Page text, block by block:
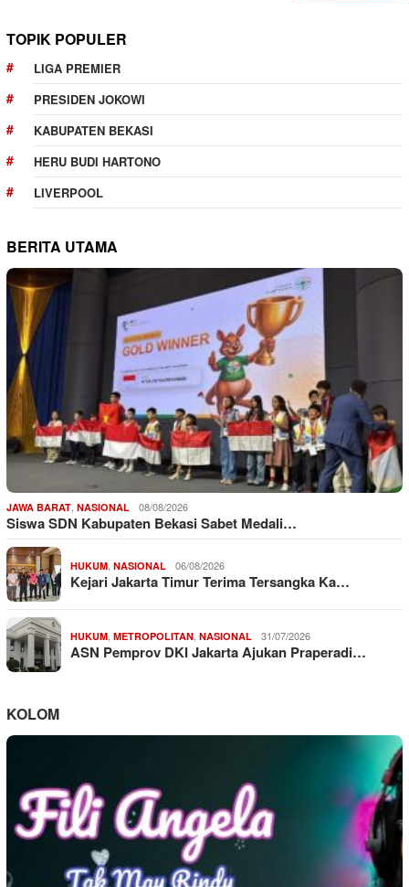
TOPIK POPULER
LIGA PREMIER
PRESIDEN JOKOWI
KABUPATEN BEKASI
HERU BUDI HARTONO
LIVERPOOL
BERITA UTAMA
JAWA BARAT NASIONAL 08/08/2026
Siswa SDN Kabupaten Bekasi Sabet Medali…
HUKUM NASIONAL 06/08/2026
Kejari Jakarta Timur Terima Tersangka Ka…
HUKUM METROPOLITAN NASIONAL 31/07/2026
ASN Pemprov DKI Jakarta Ajukan Praperadi…
KOLOM